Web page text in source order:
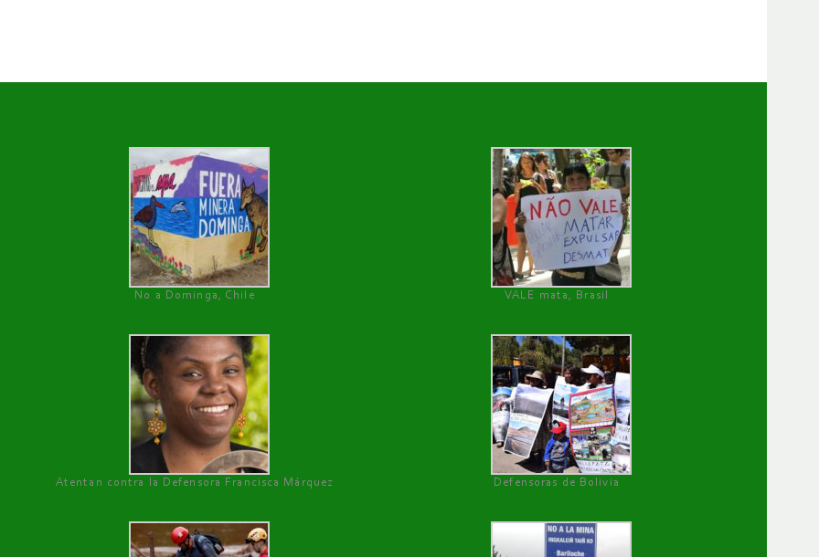
No a Dominga, Chile
VALE mata, Brasil
Atentan contra la Defensora Francisca Márquez Defensoras de Bolivia